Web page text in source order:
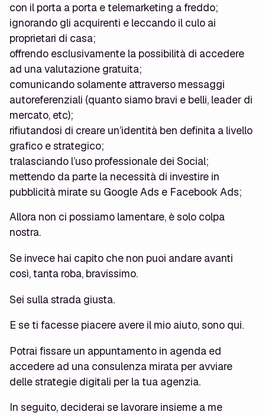
con il porta a porta e telemarketing a freddo;
ignorando gli acquirenti e leccando il culo ai
proprietari di casa;
offrendo esclusivamente la possibilità di accedere
ad una valutazione gratuita;
comunicando solamente attraverso messaggi
autoreferenziali (quanto siamo bravi e belli, leader di
mercato, etc);
rifiutandosi di creare un’identità ben definita a livello
grafico e strategico;
tralasciando l’uso professionale dei Social;
mettendo da parte la necessità di investire in
pubblicità mirate su Google Ads e Facebook Ads;
Allora non ci possiamo lamentare, è solo colpa
nostra.
Se invece hai capito che non puoi andare avanti
così, tanta roba, bravissimo.
Sei sulla strada giusta.
E se ti facesse piacere avere il mio aiuto, sono qui.
Potrai fissare un appuntamento in agenda ed
accedere ad una consulenza mirata per avviare
delle strategie digitali per la tua agenzia.
In seguito, deciderai se lavorare insieme a me